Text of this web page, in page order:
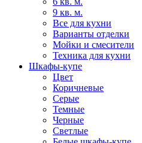
9 кв. м.
Все для кухни
Варианты отделки
Мойки и смесители
Техника для кухни
Шкафы-купе
Цвет
Коричневые
Серые
Темные
Черные
Светлые